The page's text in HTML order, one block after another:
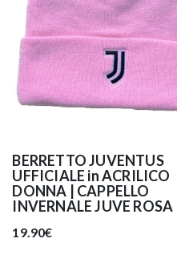
BERRETTO JUVENTUS
UFFICIALE in ACRILICO
DONNA | CAPPELLO
INVERNALE JUVE ROSA
19.90€